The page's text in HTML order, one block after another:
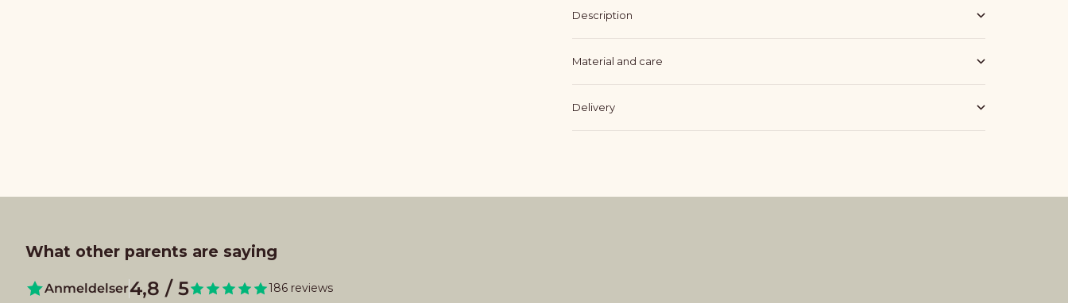
Description
Material and care
Delivery
What other parents are saying
Anmeldelser4,8 / 5 186 reviews